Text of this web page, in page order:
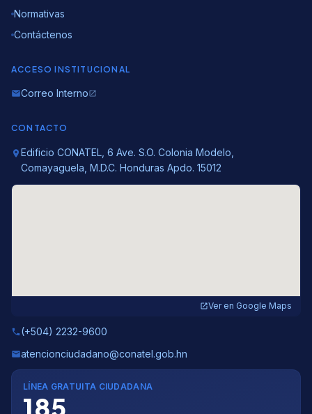
Normativas
Contáctenos
ACCESO INSTITUCIONAL
emailCorreo Internoopen_in_new
CONTACTO
location_on Edificio CONATEL, 6 Ave. S.O. Colonia Modelo,
Comayaguela, M.D.C. Honduras Apdo. 15012
open_in_newVer en Google Maps
phone(+504) 2232-9600
emailatencionciudadano@conatel.gob.hn
LÍNEA GRATUITA CIUDADANA
185